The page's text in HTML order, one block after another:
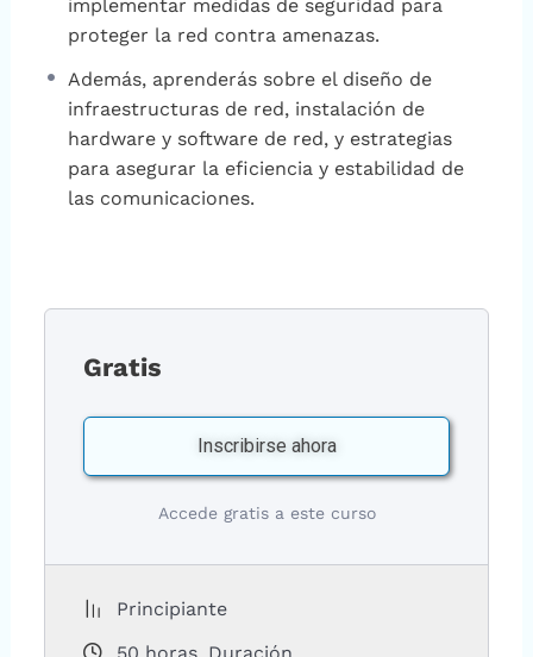
implementar medidas de seguridad para
proteger la red contra amenazas.
Además, aprenderás sobre el diseño de
infraestructuras de red, instalación de
hardware y software de red, y estrategias
para asegurar la eficiencia y estabilidad de
las comunicaciones.
Gratis
Inscribirse ahora
Accede gratis a este curso
Principiante
50 horas Duración